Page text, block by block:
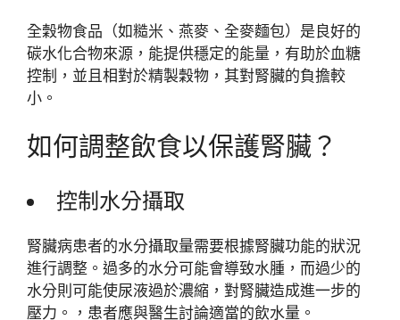
全穀物食品（如糙米、燕麥、全麥麵包）是良好的
碳水化合物來源，能提供穩定的能量，有助於血糖
控制，並且相對於精製穀物，其對腎臟的負擔較
小。
如何調整飲食以保護腎臟？
控制水分攝取
腎臟病患者的水分攝取量需要根據腎臟功能的狀況
進行調整。過多的水分可能會導致水腫，而過少的
水分則可能使尿液過於濃縮，對腎臟造成進一步的
壓力。，患者應與醫生討論適當的飲水量。